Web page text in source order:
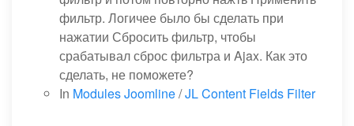
фильтр. Логичее было бы сделать при
нажатии Сбросить фильтр, чтобы
срабатывал сброс фильтра и Ajax. Как это
сделать, не поможете?
In Modules Joomline/JL Content Fields Filter